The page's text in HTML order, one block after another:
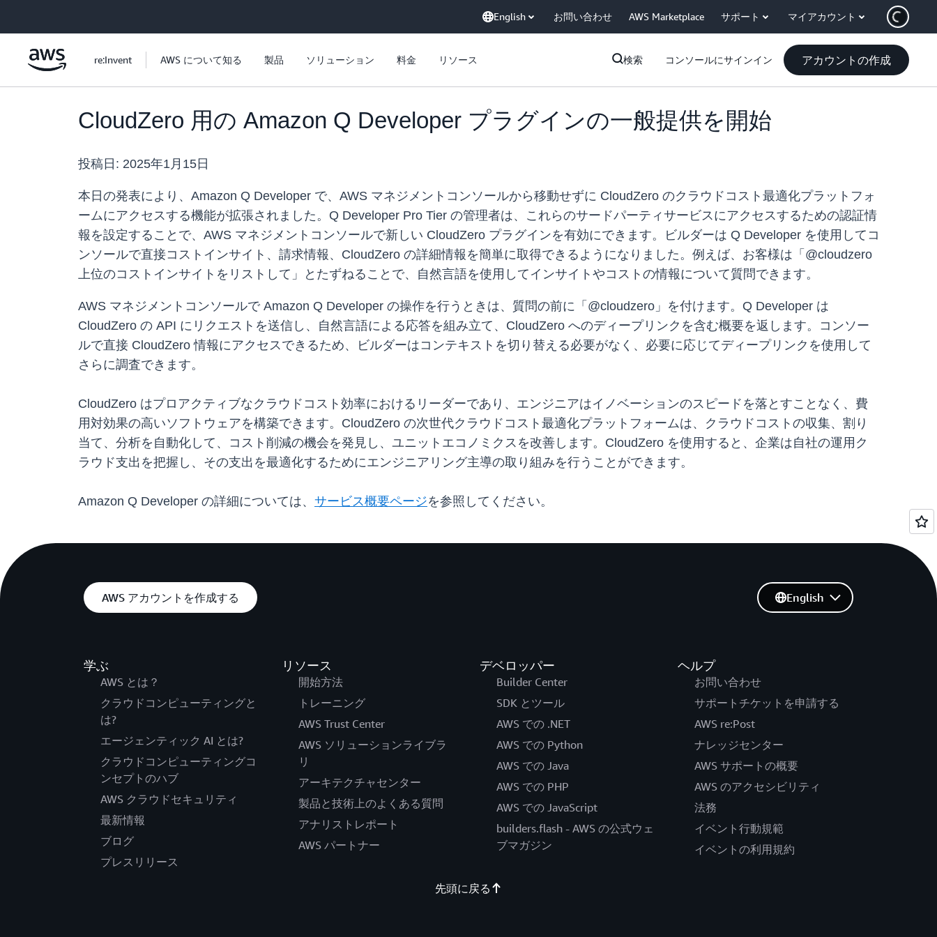
English お問い合わせ AWS Marketplace サポート マイアカウント
re:Invent AWS について知る 製品 ソリューション 料金 リソース 検索 コンソールにサインイン アカウントの作成
CloudZero 用の Amazon Q Developer プラグインの一般提供を開始
投稿日: 2025年1月15日
本日の発表により、Amazon Q Developer で、AWS マネジメントコンソールから移動せずに CloudZero のクラウドコスト最適化プラットフォ
ームにアクセスする機能が拡張されました。Q Developer Pro Tier の管理者は、これらのサードパーティサービスにアクセスするための認証情
報を設定することで、AWS マネジメントコンソールで新しい CloudZero プラグインを有効にできます。ビルダーは Q Developer を使用してコ
ンソールで直接コストインサイト、請求情報、CloudZero の詳細情報を簡単に取得できるようになりました。例えば、お客様は「@cloudzero
上位のコストインサイトをリストして」とたずねることで、自然言語を使用してインサイトやコストの情報について質問できます。
AWS マネジメントコンソールで Amazon Q Developer の操作を行うときは、質問の前に「@cloudzero」を付けます。Q Developer は
CloudZero の API にリクエストを送信し、自然言語による応答を組み立て、CloudZero へのディープリンクを含む概要を返します。コンソー
ルで直接 CloudZero 情報にアクセスできるため、ビルダーはコンテキストを切り替える必要がなく、必要に応じてディープリンクを使用して
さらに調査できます。
CloudZero はプロアクティブなクラウドコスト効率におけるリーダーであり、エンジニアはイノベーションのスピードを落とすことなく、費
用対効果の高いソフトウェアを構築できます。CloudZero の次世代クラウドコスト最適化プラットフォームは、クラウドコストの収集、割り
当て、分析を自動化して、コスト削減の機会を発見し、ユニットエコノミクスを改善します。CloudZero を使用すると、企業は自社の運用ク
ラウド支出を把握し、その支出を最適化するためにエンジニアリング主導の取り組みを行うことができます。
Amazon Q Developer の詳細については、 サービス概要ページを参照してください。
AWS アカウントを作成する
学ぶ
AWS とは？
クラウドコンピューティングと
は?
エージェンティック AI とは?
クラウドコンピューティングコ
ンセプトのハブ
AWS クラウドセキュリティ
最新情報
ブログ
プレスリリース
リソース
開始方法
トレーニング
AWS Trust Center
AWS ソリューションライブラ
リ
アーキテクチャセンター
製品と技術上のよくある質問
アナリストレポート
AWS パートナー
デベロッパー
Builder Center
SDK とツール
AWS での .NET
AWS での Python
AWS での Java
AWS での PHP
AWS での JavaScript
builders.flash - AWS の公式ウェ
ブマガジン
ヘルプ
お問い合わせ
サポートチケットを申請する
AWS re:Post
ナレッジセンター
AWS サポートの概要
AWS のアクセシビリティ
法務
イベント行動規範
イベントの利用規約
English
先頭に戻る